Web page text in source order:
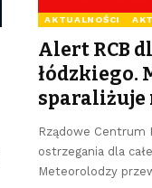
AKTUALNOŚCI
Alert RCB
łódzkiego.
sparaliżuje
Rządowe Centrum
ostrzegania dla
Meteorolodzy